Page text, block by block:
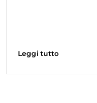
Leggi tutto